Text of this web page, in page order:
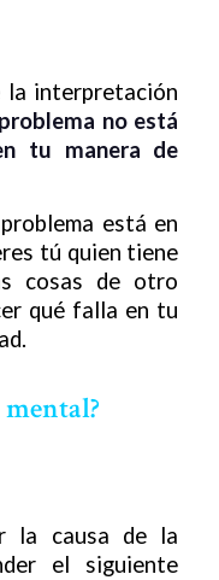
la interpretación
no está
tu manera de
está en
tú quien tiene
cosas de otro
qué falla en tu
la causa de la
el siguiente